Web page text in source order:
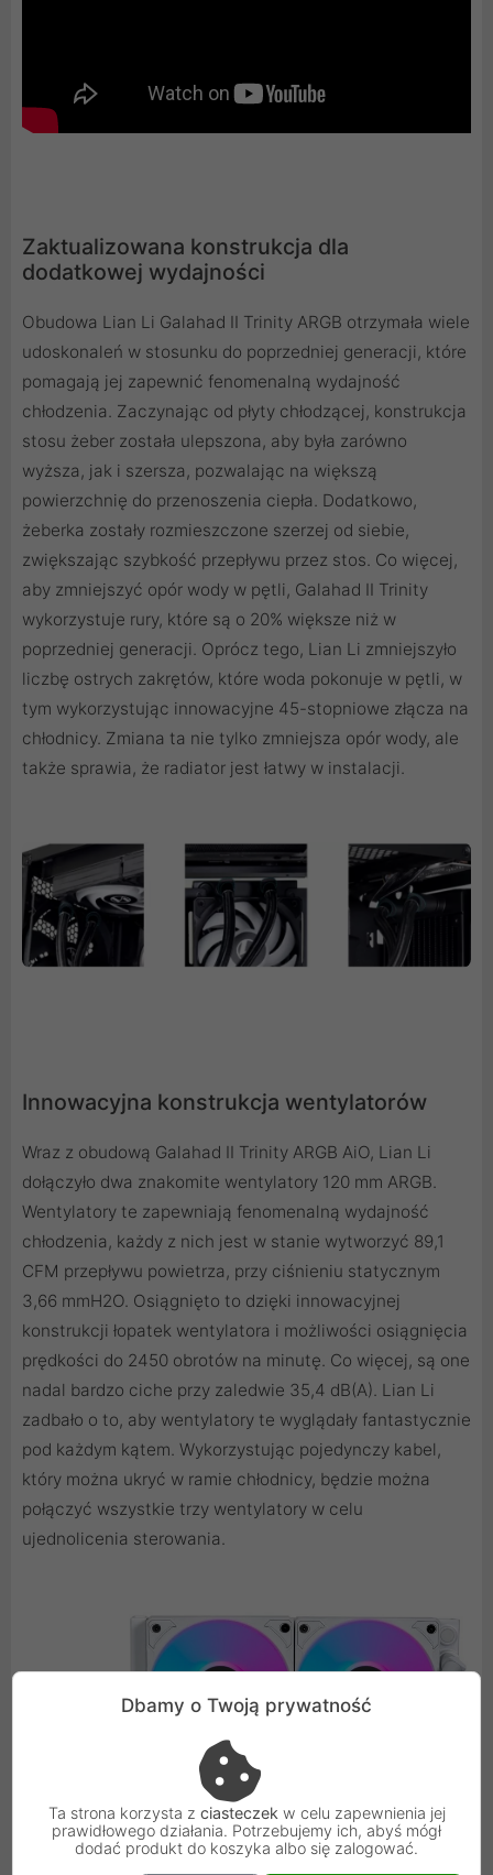
Zaktualizowana konstrukcja dla
dodatkowej wydajności
Obudowa Lian Li Galahad II Trinity ARGB otrzymała wiele
udoskonaleń w stosunku do poprzedniej generacji, które
pomagają jej zapewnić fenomenalną wydajność
chłodzenia. Zaczynając od płyty chłodzącej, konstrukcja
stosu żeber została ulepszona, aby była zarówno
wyższa, jak i szersza, pozwalając na większą
powierzchnię do przenoszenia ciepła. Dodatkowo,
żeberka zostały rozmieszczone szerzej od siebie,
zwiększając szybkość przepływu przez stos. Co więcej,
aby zmniejszyć opór wody w pętli, Galahad II Trinity
wykorzystuje rury, które są o 20% większe niż w
poprzedniej generacji. Oprócz tego, Lian Li zmniejszyło
liczbę ostrych zakrętów, które woda pokonuje w pętli, w
tym wykorzystując innowacyjne 45-stopniowe złącza na
chłodnicy. Zmiana ta nie tylko zmniejsza opór wody, ale
także sprawia, że radiator jest łatwy w instalacji.
Innowacyjna konstrukcja wentylatorów
Wraz z obudową Galahad II Trinity ARGB AiO, Lian Li
dołączyło dwa znakomite wentylatory 120 mm ARGB.
Wentylatory te zapewniają fenomenalną wydajność
chłodzenia, każdy z nich jest w stanie wytworzyć 89,1
CFM przepływu powietrza, przy ciśnieniu statycznym
3,66 mmH2O. Osiągnięto to dzięki innowacyjnej
konstrukcji łopatek wentylatora i możliwości osiągnięcia
prędkości do 2450 obrotów na minutę. Co więcej, są one
nadal bardzo ciche przy zaledwie 35,4 dB(A). Lian Li
zadbało o to, aby wentylatory te wyglądały fantastycznie
pod każdym kątem. Wykorzystując pojedynczy kabel,
który można ukryć w ramie chłodnicy, będzie można
połączyć wszystkie trzy wentylatory w celu
ujednolicenia sterowania.
Dbamy o Twoją prywatność
Ta strona korzysta z ciasteczek w celu zapewnienia jej
prawidłowego działania. Potrzebujemy ich, abyś mógł
dodać produkt do koszyka albo się zalogować.